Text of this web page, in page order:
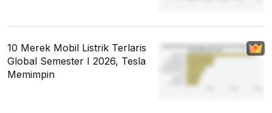
10 Merek Mobil Listrik Terlaris
Global Semester I 2026, Tesla
Memimpin